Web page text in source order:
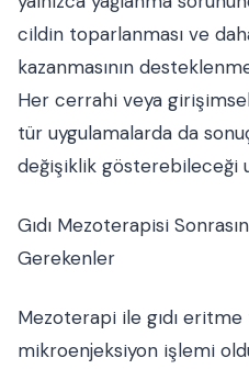
cildin toparlanması ve
kazanmasının
Her cerrahi veya
tür uygulamalarda da
değişiklik gösterebileceği
Gıdı Mezoterapisi
Gerekenler
Mezoterapi ile gıdı
mikroenjeksiyon işlemi